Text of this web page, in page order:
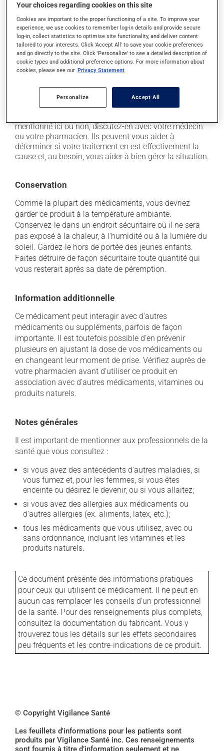
Effets indésirables
En plus de ses effets recherchés, ce produit peut à
l'occasion entraîner certains effets indésirables (effets
secondaires), notamment :
il peut être stimulant - évitez de le prendre juste
Chaque personne peut réagir différemment à un
traitement. Si vous croyez que ce produit est la cause
mentionné ici ou non, discutez-en avec votre médecin
ou votre pharmacien. Ils peuvent vous aider à
déterminer si votre traitement en est effectivement la
cause et, au besoin, vous aider à bien gérer la situation.
Conservation
Comme la plupart des médicaments, vous devriez
garder ce produit à la température ambiante.
Conservez-le dans un endroit sécuritaire où il ne sera
pas exposé à la chaleur, à l'humidité ou à la lumière du
soleil. Gardez-le hors de portée des jeunes enfants.
Faites détruire de façon sécuritaire toute quantité qui
vous resterait après sa date de péremption.
Information additionnelle
Ce médicament peut interagir avec d'autres
médicaments ou suppléments, parfois de façon
importante. Il est toutefois possible d'en prévenir
plusieurs en ajustant la dose de vos médicaments ou
en changeant leur moment de prise. Vérifiez auprès de
votre pharmacien avant d'utiliser ce produit en
association avec d'autres médicaments, vitamines ou
produits naturels.
Notes générales
Il est important de mentionner aux professionnels de la
santé que vous consultez :
si vous avez des antécédents d'autres maladies, si
vous fumez et, pour les femmes, si vous êtes
enceinte ou désirez le devenir, ou si vous allaitez;
si vous avez des allergies aux médicaments ou
d'autres allergies (ex. aliments, latex, etc.);
tous les médicaments que vous utilisez, avec ou
sans ordonnance, incluant les vitamines et les
produits naturels.
Ce document présente des informations pratiques
pour ceux qui utilisent ce médicament. Il ne peut en
aucun cas remplacer les conseils d'un professionnel
de la santé. Pour des renseignements plus complets,
consultez la documentation du fabricant. Vous y
trouverez tous les détails sur les effets secondaires
peu fréquents et les contre-indications de ce produit.
© Copyright Vigilance Santé
Les feuillets d'informations pour les patients sont
produits par Vigilance Santé inc. Ces renseignements
sont fournis à titre d’information seulement et ne
Your choices regarding cookies on this site
Cookies are important to the proper functioning of a site. To improve your
experience, we use cookies to remember log-in details and provide secure
log-in, collect statistics to optimise site functionality, and deliver content
tailored to your interests. Click 'Accept All' to save your cookie preferences
and go directly to the site. Click 'Personalize' to see a detailed description of
cookie types and additional preference options. For more information about
cookies, please see our Privacy Statement
Personalize Accept All